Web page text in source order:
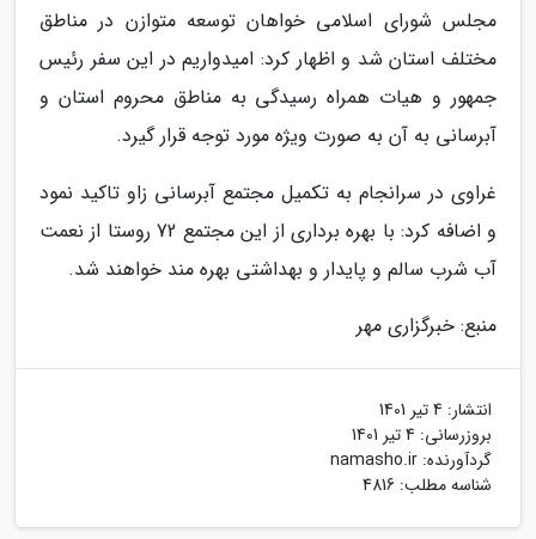
مجلس شورای اسلامی خواهان توسعه متوازن در مناطق
مختلف استان شد و اظهار کرد: امیدواریم در این سفر رئیس
جمهور و هیات همراه رسیدگی به مناطق محروم استان و
آبرسانی به آن به صورت ویژه مورد توجه قرار گیرد.
غراوی در سرانجام به تکمیل مجتمع آبرسانی زاو تاکید نمود
و اضافه کرد: با بهره برداری از این مجتمع 72 روستا از نعمت
آب شرب سالم و پایدار و بهداشتی بهره مند خواهند شد.
منبع: خبرگزاری مهر
انتشار: 4 تیر 1401
بروزرسانی: 4 تیر 1401
گردآورنده: namasho.ir
شناسه مطلب: 4816